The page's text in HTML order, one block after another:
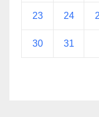
23 24
30 31